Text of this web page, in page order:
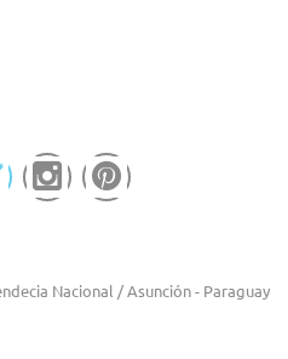
Nacional / Asunción - Paraguay